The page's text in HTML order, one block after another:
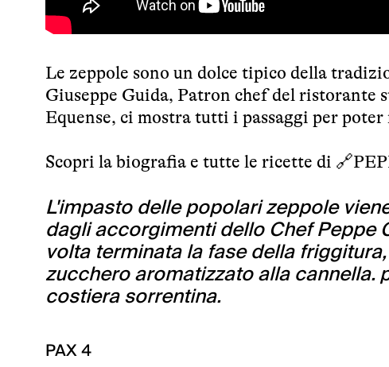
Le zeppole sono un dolce tipico della
Giuseppe Guida, Patron chef del ristorante
Equense, ci mostra tutti i passaggi per
Scopri la biografia e tutte le ricette di 🔗
L'impasto delle popolari zeppole
dagli accorgimenti dello Chef Peppe
volta terminata la fase della
zucchero aromatizzato alla
costiera sorrentina.
PAX4